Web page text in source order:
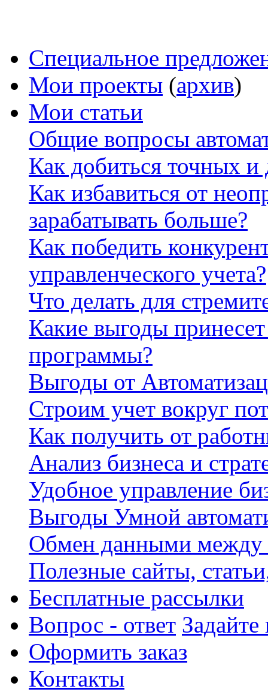
Специальное
Мои проекты (архив)
Мои статьи
Общие вопросы
Как добиться точных
Как избавиться от
зарабатывать больше?
Как победить
управленческого учета?
Что делать для
Какие выгоды
программы?
Выгоды от
Строим учет вокруг
Как получить от
Анализ бизнеса и
Удобное управление
Выгоды Умной
Обмен данными между
Полезные сайты,
Бесплатные рассылки
Вопрос - ответ
Оформить заказ
Контакты